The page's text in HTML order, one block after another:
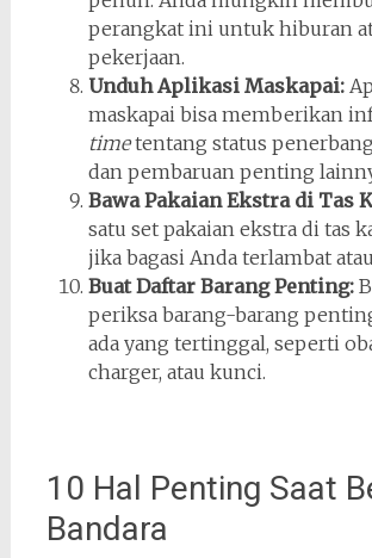
perangkat ini untuk hiburan
pekerjaan.
Unduh Aplikasi Maskapai:
maskapai bisa memberikan
timetentang status
dan pembaruan penting
Bawa Pakaian Ekstra di Tas
satu set pakaian ekstra di tas
jika bagasi Anda terlambat
Buat Daftar Barang Penting:
periksa barang-barang
ada yang tertinggal, seperti
charger, atau kunci.
10 Hal Penting Saat
Bandara